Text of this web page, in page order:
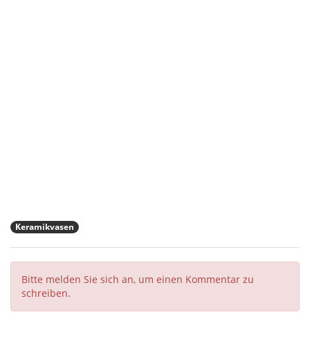
Keramikvasen
Bitte melden Sie sich an, um einen Kommentar zu
schreiben.